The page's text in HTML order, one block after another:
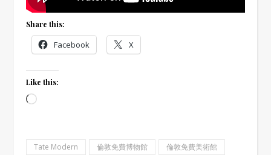
Share this:
Facebook X
Like this:
Loading…
Tate Modern 倫敦免費博物館
倫敦免費美術館